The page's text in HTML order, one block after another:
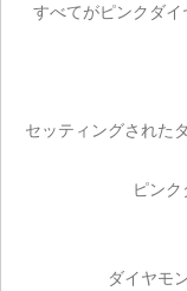
すべてがピンクダイ
セッティングされた
ピン
ダイヤモ